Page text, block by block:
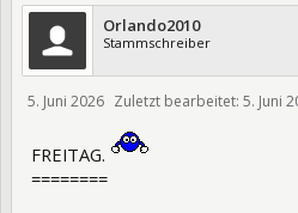
Orlando2010
Stammschreiber
5. Juni 2026 Zuletzt bearbeitet: 5. Juni
FREITAG.
========